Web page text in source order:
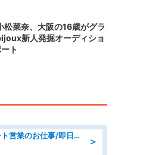
松菜奈、大阪の16歳がグラ
新人発掘オーディショ
ト
＞
営業/商社でのルート営業のお仕事/即日勤務可/車通勤可/営業